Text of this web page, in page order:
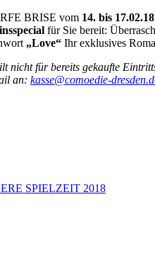
BRISE vom 14. bis 17.02.18
für Sie bereit:
„Love“ Ihr exklusives
für bereits gekaufte
an: kasse@comoedie-
SPIELZEIT 2018